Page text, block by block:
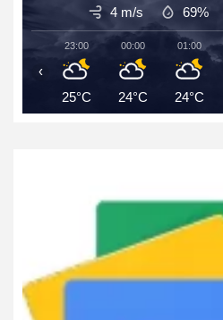
4 m/s 69%
23:00
25°C
00:00
24°C
01:00
24°C
‹